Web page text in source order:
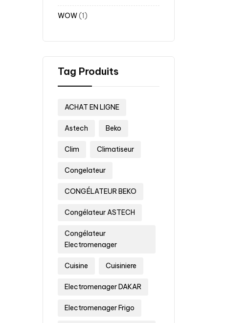
WOW 1
Tag Produits
ACHAT EN LIGNE
Astech Beko
Clim Climatiseur
Congelateur
CONGÉLATEUR BEKO
Congélateur ASTECH
Congélateur
Electromenager
Cuisine Cuisiniere
Electromenager DAKAR
Electromenager Frigo